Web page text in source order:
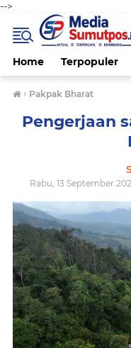
-->
Home Terpopuler
› Pakpak Bharat
Pengerjaan
Rabu, 13 September